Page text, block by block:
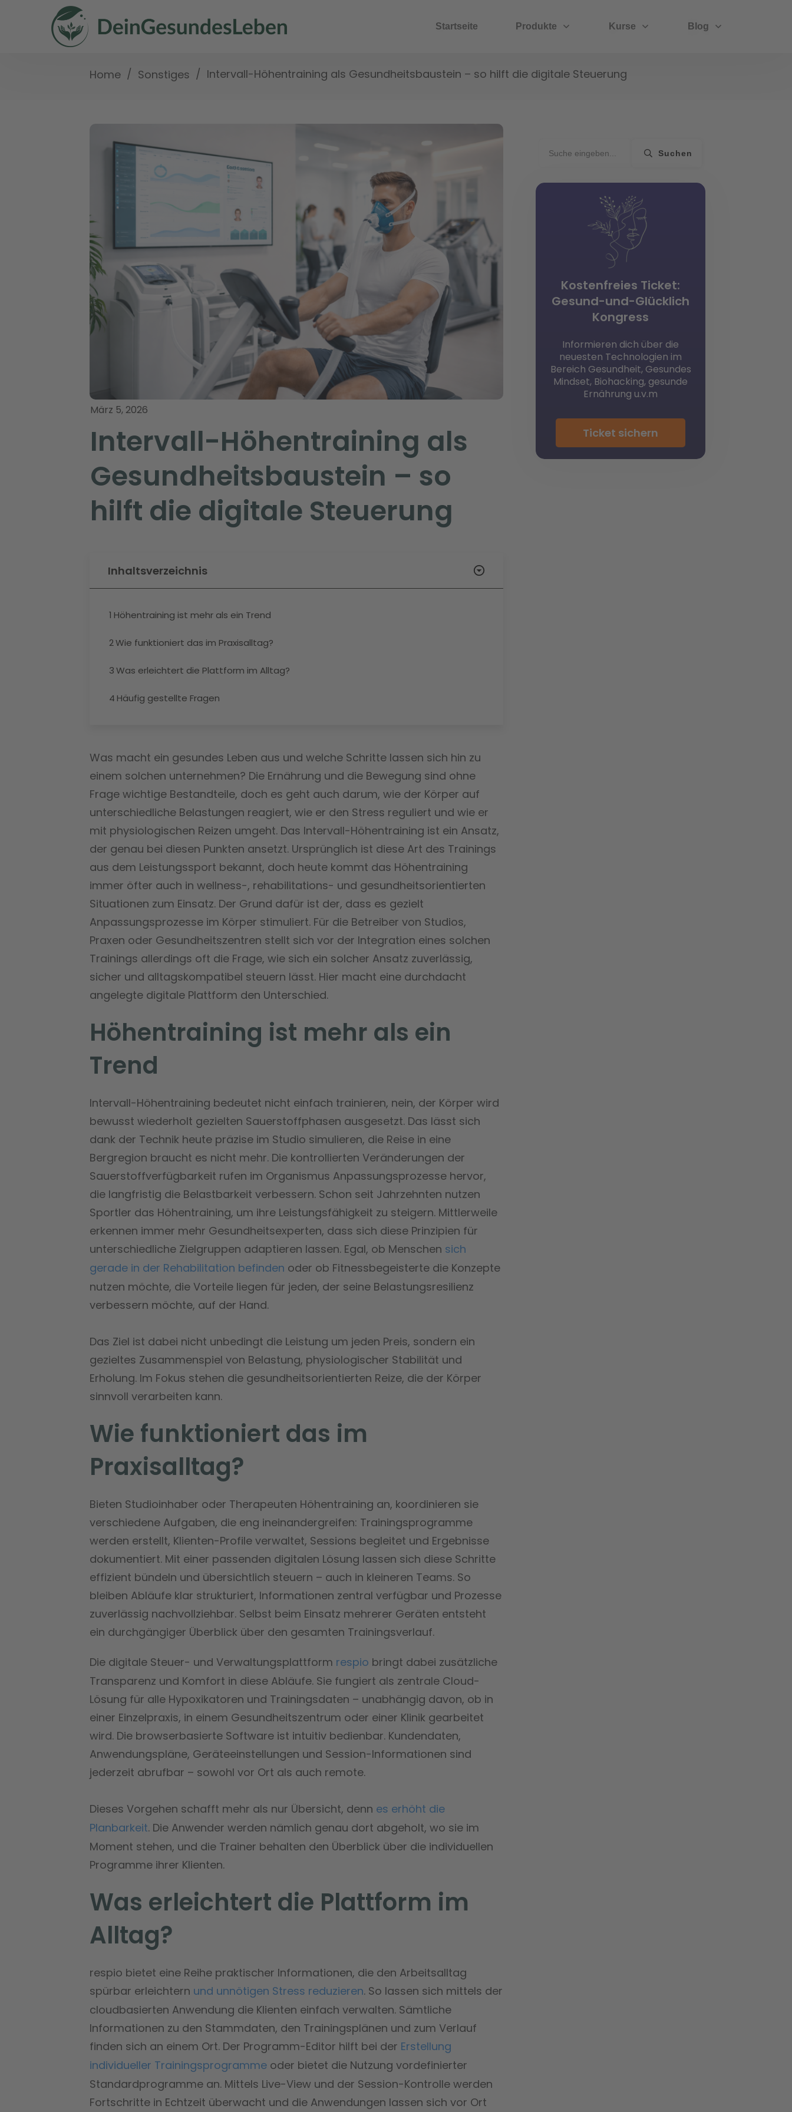
Startseite Produkte Kurse Blog
Home / Sonstiges / Intervall-Höhentraining als Gesundheitsbaustein – so hilft die digitale Steuerung
März 5, 2026
Intervall-Höhentraining als
Gesundheitsbaustein – so
hilft die digitale Steuerung
Inhaltsverzeichnis
1 Höhentraining ist mehr als ein Trend
2Wie funktioniert das im Praxisalltag?
3Was erleichtert die Plattform im Alltag?
4 Häufig gestellte Fragen
Was macht ein gesundes Leben aus und welche Schritte lassen sich hin zu
einem solchen unternehmen? Die Ernährung und die Bewegung sind ohne
Frage wichtige Bestandteile, doch es geht auch darum, wie der Körper auf
unterschiedliche Belastungen reagiert, wie er den Stress reguliert und wie er
mit physiologischen Reizen umgeht. Das Intervall-Höhentraining ist ein Ansatz,
der genau bei diesen Punkten ansetzt. Ursprünglich ist diese Art des Trainings
aus dem Leistungssport bekannt, doch heute kommt das Höhentraining
immer öfter auch in wellness-, rehabilitations- und gesundheitsorientierten
Situationen zum Einsatz. Der Grund dafür ist der, dass es gezielt
Anpassungsprozesse im Körper stimuliert. Für die Betreiber von Studios,
Praxen oder Gesundheitszentren stellt sich vor der Integration eines solchen
Trainings allerdings oft die Frage, wie sich ein solcher Ansatz zuverlässig,
sicher und alltagskompatibel steuern lässt. Hier macht eine durchdacht
angelegte digitale Plattform den Unterschied.
Höhentraining ist mehr als ein
Trend
Intervall-Höhentraining bedeutet nicht einfach trainieren, nein, der Körper wird
bewusst wiederholt gezielten Sauerstoffphasen ausgesetzt. Das lässt sich
dank der Technik heute präzise im Studio simulieren, die Reise in eine
Bergregion braucht es nicht mehr. Die kontrollierten Veränderungen der
Sauerstoffverfügbarkeit rufen im Organismus Anpassungsprozesse hervor,
die langfristig die Belastbarkeit verbessern. Schon seit Jahrzehnten nutzen
Sportler das Höhentraining, um ihre Leistungsfähigkeit zu steigern. Mittlerweile
erkennen immer mehr Gesundheitsexperten, dass sich diese Prinzipien für
unterschiedliche Zielgruppen adaptieren lassen. Egal, ob Menschen sich
gerade in der Rehabilitation befinden oder ob Fitnessbegeisterte die Konzepte
nutzen möchte, die Vorteile liegen für jeden, der seine Belastungsresilienz
verbessern möchte, auf der Hand.
Das Ziel ist dabei nicht unbedingt die Leistung um jeden Preis, sondern ein
gezieltes Zusammenspiel von Belastung, physiologischer Stabilität und
Erholung. Im Fokus stehen die gesundheitsorientierten Reize, die der Körper
sinnvoll verarbeiten kann.
Wie funktioniert das im
Praxisalltag?
Bieten Studioinhaber oder Therapeuten Höhentraining an, koordinieren sie
verschiedene Aufgaben, die eng ineinandergreifen: Trainingsprogramme
werden erstellt, Klienten-Profile verwaltet, Sessions begleitet und Ergebnisse
dokumentiert. Mit einer passenden digitalen Lösung lassen sich diese Schritte
effizient bündeln und übersichtlich steuern – auch in kleineren Teams. So
bleiben Abläufe klar strukturiert, Informationen zentral verfügbar und Prozesse
zuverlässig nachvollziehbar. Selbst beim Einsatz mehrerer Geräten entsteht
ein durchgängiger Überblick über den gesamten Trainingsverlauf.
Die digitale Steuer- und Verwaltungsplattform respio bringt dabei zusätzliche
Transparenz und Komfort in diese Abläufe. Sie fungiert als zentrale Cloud-
Lösung für alle Hypoxikatoren und Trainingsdaten – unabhängig davon, ob in
einer Einzelpraxis, in einem Gesundheitszentrum oder einer Klinik gearbeitet
wird. Die browserbasierte Software ist intuitiv bedienbar. Kundendaten,
Anwendungspläne, Geräteeinstellungen und Session-Informationen sind
jederzeit abrufbar – sowohl vor Ort als auch remote.
Dieses Vorgehen schafft mehr als nur Übersicht, denn es erhöht die
Planbarkeit. Die Anwender werden nämlich genau dort abgeholt, wo sie im
Moment stehen, und die Trainer behalten den Überblick über die individuellen
Programme ihrer Klienten.
Was erleichtert die Plattform im
Alltag?
respio bietet eine Reihe praktischer Informationen, die den Arbeitsalltag
spürbar erleichtern und unnötigen Stress reduzieren. So lassen sich mittels der
cloudbasierten Anwendung die Klienten einfach verwalten. Sämtliche
Informationen zu den Stammdaten, den Trainingsplänen und zum Verlauf
finden sich an einem Ort. Der Programm-Editor hilft bei der Erstellung
individueller Trainingsprogramme oder bietet die Nutzung vordefinierter
Standardprogramme an. Mittels Live-View und der Session-Kontrolle werden
Fortschritte in Echtzeit überwacht und die Anwendungen lassen sich vor Ort
Suchen
Kostenfreies Ticket:
Gesund-und-Glücklich
Kongress
Informieren dich über die
neuesten Technologien im
Bereich Gesundheit, Gesundes
Mindset, Biohacking, gesunde
Ernährung u.v.m
Ticket sichern